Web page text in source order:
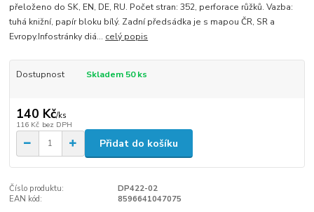
přeloženo do SK, EN, DE, RU. Počet stran: 352, perforace růžků. Vazba:
tuhá knižní, papír bloku bílý. Zadní předsádka je s mapou ČR, SR a
Evropy.Infostránky diá... celý popis
Dostupnost Skladem 50 ks
140 Kč/ks
116 Kč bez DPH
Přidat do košíku
Číslo produktu:
DP422-02
EAN kód:
8596641047075